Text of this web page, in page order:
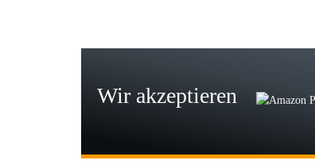
Wir akzeptieren